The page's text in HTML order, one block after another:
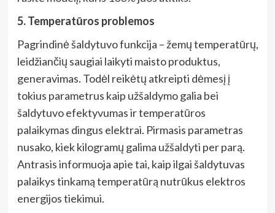
5. Temperatūros problemos
Pagrindinė šaldytuvo funkcija – žemų temperatūrų,
leidžiančių saugiai laikyti maisto produktus,
generavimas. Todėl reikėtų atkreipti dėmesį į
tokius parametrus kaip užšaldymo galia bei
šaldytuvo efektyvumas ir temperatūros
palaikymas dingus elektrai. Pirmasis parametras
nusako, kiek kilogramų galima užšaldyti per parą.
Antrasis informuoja apie tai, kaip ilgai šaldytuvas
palaikys tinkamą temperatūrą nutrūkus elektros
energijos tiekimui.